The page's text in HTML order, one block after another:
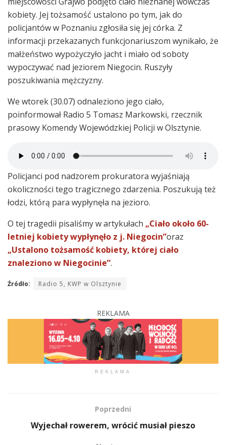
kobiety. Jej tożsamość ustalono po tym, jak do
policjantów w Poznaniu zgłosiła się jej córka. Z
informacji przekazanych funkcjonariuszom wynikało, że
małżeństwo wypożyczyło jacht i miało od soboty
wypoczywać nad jeziorem Niegocin. Ruszyły
poszukiwania mężczyzny.
We wtorek (30.07) odnaleziono jego ciało,
poinformował Radio 5 Tomasz Markowski, rzecznik
prasowy Komendy Wojewódzkiej Policji w Olsztynie.
Policjanci pod nadzorem prokuratora wyjaśniają
okoliczności tego tragicznego zdarzenia. Poszukują też
łodzi, którą para wypłynęła na jezioro.
O tej tragedii pisaliśmy w artykułach „Ciało około 60-
letniej kobiety wypłynęło z j. Niegocin”oraz
„Ustalono tożsamość kobiety, której ciało
znaleziono w Niegocinie”.
Źródło: Radio 5, KWP w Olsztynie
REKLAMA
REKLAMA
Poprzedni
Wyjechał rowerem, wrócić musiał pieszo